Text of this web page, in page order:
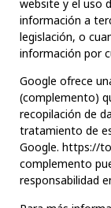
website y el uso
información a
legislación, o
información por
Google ofrece
(complemento)
recopilación de
tratamiento de
Google. https://
complemento
responsabilidad